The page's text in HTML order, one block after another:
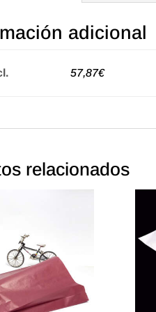
adicional
57,87€
relacionados